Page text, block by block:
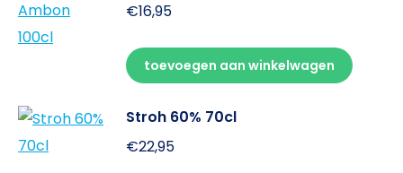
€16,95
toevoegen aan winkelwagen
Stroh 60% 70cl
€22,95